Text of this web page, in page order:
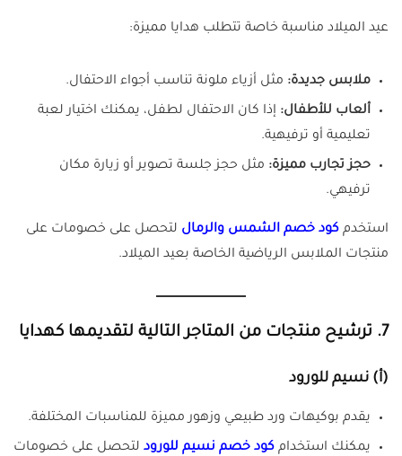
عيد الميلاد مناسبة خاصة تتطلب هدايا مميزة:
ملابس جديدة: مثل أزياء ملونة تناسب أجواء الاحتفال.
ألعاب للأطفال: إذا كان الاحتفال لطفل، يمكنك اختيار لعبة
تعليمية أو ترفيهية.
حجز تجارب مميزة: مثل حجز جلسة تصوير أو زيارة مكان
ترفيهي.
استخدم كود خصم الشمس والرمال لتحصل على خصومات على
منتجات الملابس الرياضية الخاصة بعيد الميلاد.
7. ترشيح منتجات من المتاجر التالية لتقديمها كهدايا
(أ) نسيم للورود
يقدم بوكيهات ورد طبيعي وزهور مميزة للمناسبات المختلفة.
يمكنك استخدام كود خصم نسيم للورود لتحصل على خصومات